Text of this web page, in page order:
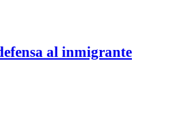
al inmigrante